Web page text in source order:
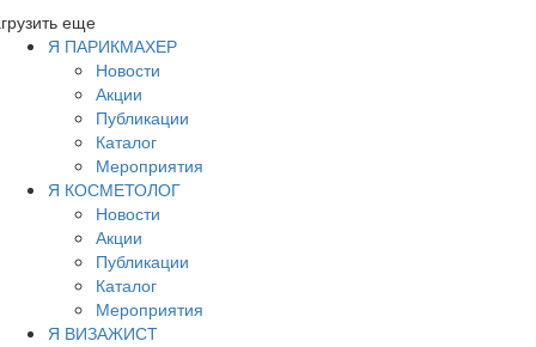
еще
Я ПАРИКМАХЕР
Новости
Акции
Публикации
Каталог
Мероприятия
Я КОСМЕТОЛОГ
Новости
Акции
Публикации
Каталог
Мероприятия
Я ВИЗАЖИСТ